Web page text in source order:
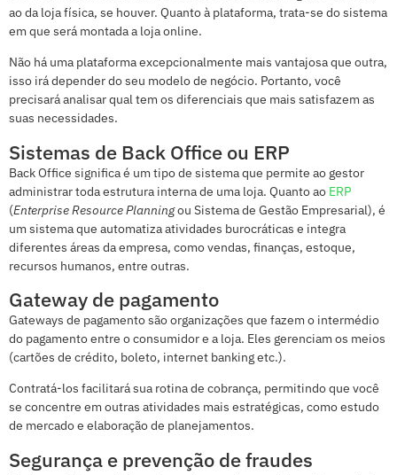
ao da loja física, se houver. Quanto à plataforma, trata-se do sistema
em que será montada a loja online.
Não há uma plataforma excepcionalmente mais vantajosa que outra,
isso irá depender do seu modelo de negócio. Portanto, você
precisará analisar qual tem os diferenciais que mais satisfazem as
suas necessidades.
Sistemas de Back Office ou ERP
Back Office significa é um tipo de sistema que permite ao gestor
administrar toda estrutura interna de uma loja. Quanto ao ERP
(Enterprise Resource Planningou Sistema de Gestão Empresarial), é
um sistema que automatiza atividades burocráticas e integra
diferentes áreas da empresa, como vendas, finanças, estoque,
recursos humanos, entre outras.
Gateway de pagamento
Gateways de pagamento são organizações que fazem o intermédio
do pagamento entre o consumidor e a loja. Eles gerenciam os meios
(cartões de crédito, boleto, internet banking etc.).
Contratá-los facilitará sua rotina de cobrança, permitindo que você
se concentre em outras atividades mais estratégicas, como estudo
de mercado e elaboração de planejamentos.
Segurança e prevenção de fraudes